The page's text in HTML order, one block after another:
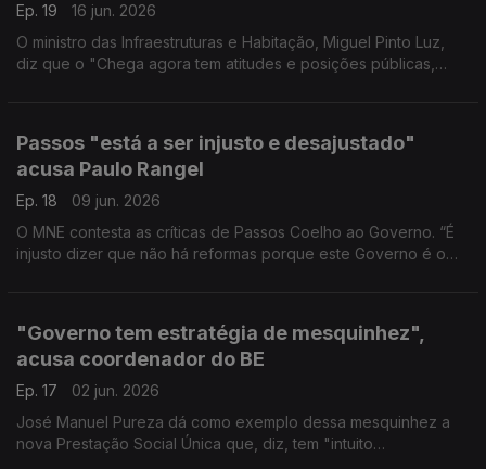
Ep. 19
16 jun. 2026
O ministro das Infraestruturas e Habitação, Miguel Pinto Luz,
diz que o "Chega agora tem atitudes e posições públicas,
Passos "está a ser injusto e desajustado"
acusa Paulo Rangel
Ep. 18
09 jun. 2026
O MNE contesta as críticas de Passos Coelho ao Governo. “É
injusto dizer que não há reformas porque este Governo é o
"Governo tem estratégia de mesquinhez",
acusa coordenador do BE
Ep. 17
02 jun. 2026
José Manuel Pureza dá como exemplo dessa mesquinhez a
nova Prestação Social Única que, diz, tem "intuito